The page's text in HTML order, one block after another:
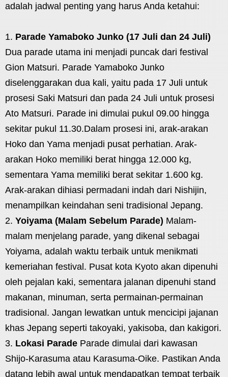
adalah jadwal penting yang harus Anda ketahui:
Parade Yamaboko Junko (17 Juli dan 24 Juli)
Dua parade utama ini menjadi puncak dari festival
Gion Matsuri. Parade Yamaboko Junko
diselenggarakan dua kali, yaitu pada 17 Juli untuk
prosesi Saki Matsuri dan pada 24 Juli untuk prosesi
Ato Matsuri. Parade ini dimulai pukul 09.00 hingga
sekitar pukul 11.30.Dalam prosesi ini, arak-arakan
Hoko dan Yama menjadi pusat perhatian. Arak-
arakan Hoko memiliki berat hingga 12.000 kg,
sementara Yama memiliki berat sekitar 1.600 kg.
Arak-arakan dihiasi permadani indah dari Nishijin,
menampilkan keindahan seni tradisional Jepang.
Yoiyama (Malam Sebelum Parade) Malam-
malam menjelang parade, yang dikenal sebagai
Yoiyama, adalah waktu terbaik untuk menikmati
kemeriahan festival. Pusat kota Kyoto akan dipenuhi
oleh pejalan kaki, sementara jalanan dipenuhi stand
makanan, minuman, serta permainan-permainan
tradisional. Jangan lewatkan untuk mencicipi jajanan
khas Jepang seperti takoyaki, yakisoba, dan kakigori.
Lokasi Parade Parade dimulai dari kawasan
Shijo-Karasuma atau Karasuma-Oike. Pastikan Anda
datang lebih awal untuk mendapatkan tempat terbaik